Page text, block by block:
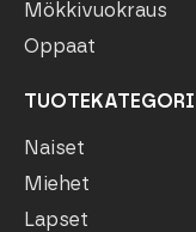
Mökkivuokraus
Oppaat
Naiset
Miehet
Lapset